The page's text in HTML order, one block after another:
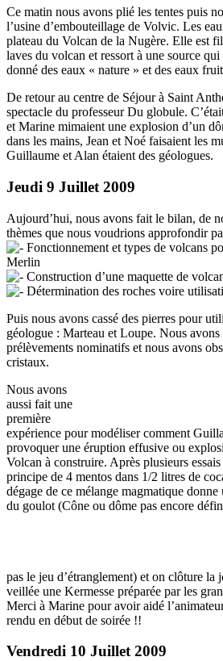
Ce matin nous avons plié les tentes puis
l’usine d’embouteillage de Volvic. Les
plateau du Volcan de la Nugère. Elle est
laves du volcan et ressort à une source
donné des eaux « nature » et des eaux
De retour au centre de Séjour à Saint
spectacle du professeur Du globule.
et Marine mimaient une explosion d’un
dans les mains, Jean et Noé faisaient les
Guillaume et Alan étaient des géologues.
Jeudi 9 Juillet 2009
Aujourd’hui, nous avons fait le bilan, de
thèmes que nous voudrions approfondir
Fonctionnement et types de volcans
Merlin
Construction d’une maquette de
Détermination des roches voire
Puis nous avons cassé des pierres pour
géologue : Marteau et Loupe. Nous avons
prélèvements nominatifs et nous avons
cristaux.
Nous avons
aussi fait une
première
expérience pour modéliser comment
provoquer une éruption effusive ou
Volcan à construire. Après plusieurs
principe de 4 mentos dans 1/2 litres de
dégage de ce mélange magmatique
du goulot (Cône ou dôme pas encore
pas le jeu d’étranglement) et on clôture la
veillée une Kermesse préparée par les
Merci à Marine pour avoir aidé
rendu en début de soirée !!
Vendredi 10 Juillet 2009